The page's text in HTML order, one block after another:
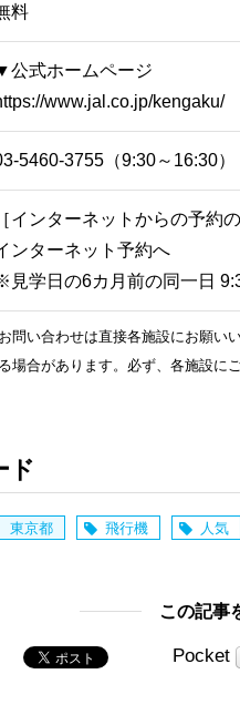
料
公式ホームページ
www.jal.co.jp/kengaku/
5460-3755（9:30～16:30）
インターネットからの予約の
ンターネット予約へ
見学日の6カ月前の同一日
い合わせは直接各施設にお願いい
合があります。必ず、各施設にご
ド
東京都 飛行機 人気
この記事
Pocket